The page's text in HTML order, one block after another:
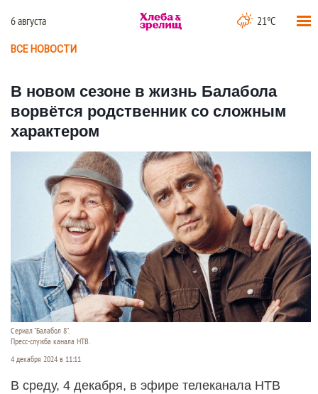
6 августа 21°C
ВСЕ НОВОСТИ
В новом сезоне в жизнь Балабола
ворвётся родственник со сложным
характером
Сериал "Балабол 8".
Пресс-служба канала НТВ.
4 декабря 2024 в 11:11
В среду, 4 декабря, в эфире телеканала НТВ